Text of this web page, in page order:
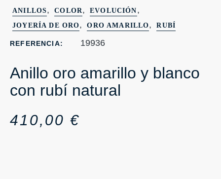
ANILLOS, COLOR, EVOLUCIÓN ,
JOYERÍA DE ORO, ORO AMARILLO, RUBÍ
REFERENCIA: 19936
Anillo oro amarillo y blanco
con rubí natural
410,00 €